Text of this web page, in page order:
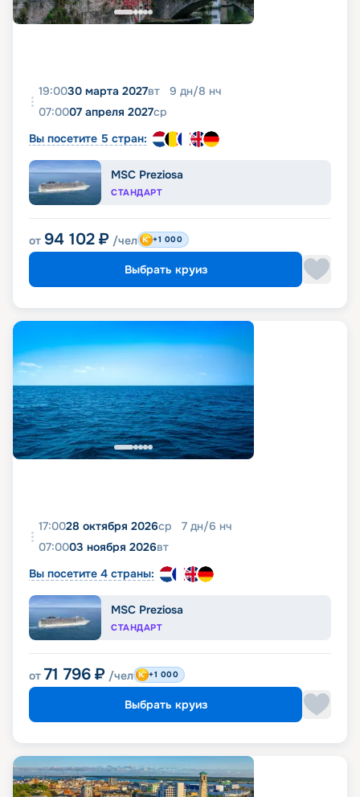
19:0030 марта 2027вт 9 дн/8 нч
07:0007 апреля 2027ср
Вы посетите 5 стран:
MSC Preziosa
СТАНДАРТ
от 94 102 ₽ /чел +1 000
Выбрать круиз
17:0028 октября 2026ср 7 дн/6 нч
07:0003 ноября 2026вт
Вы посетите 4 страны:
MSC Preziosa
СТАНДАРТ
от 71 796 ₽ /чел +1 000
Выбрать круиз